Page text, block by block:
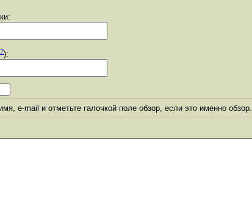
?):
e-mail и отметьте галочкой поле обзор, если это именно обзор.